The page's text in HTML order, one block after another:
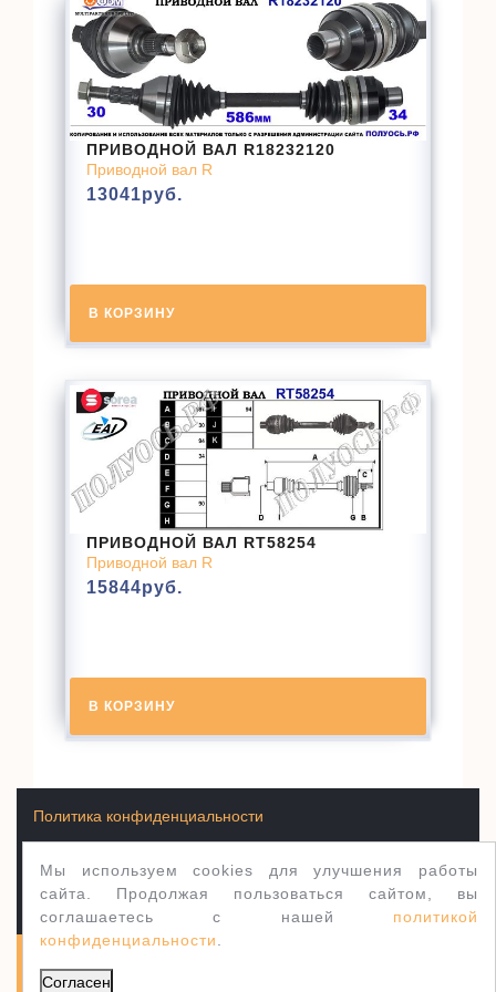
ПРИВОДНОЙ ВАЛ R18232120
Приводной вал R
13041руб.
В КОРЗИНУ
ПРИВОДНОЙ ВАЛ RT58254
Приводной вал R
15844руб.
В КОРЗИНУ
Мы используем cookies для улучшения работы
сайта. Продолжая пользоваться сайтом, вы
соглашаетесь с нашей политикой
конфиденциальности
Согласен
Условия продажи товаров
Политика конфиденциальности
Полуось.рф 2003-2026